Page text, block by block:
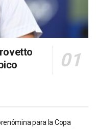
para la Copa